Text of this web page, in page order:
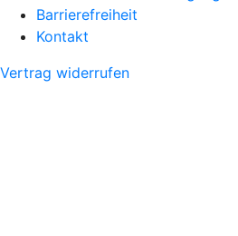
Barrierefreiheit
Kontakt
Vertrag widerrufen